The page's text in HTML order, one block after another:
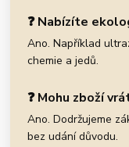
❓ Nabízíte
Ano. Například
chemie a jedů.
❓ Mohu zboží
Ano. Dodržujeme
bez udání důvodu.